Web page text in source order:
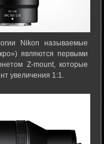
Nikon называемые
являются первыми
Z-mount, которые
увеличения 1:1.